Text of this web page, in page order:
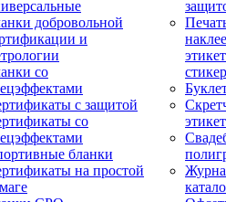
добровольной
и
со
с защитой
со
бланки
на простой